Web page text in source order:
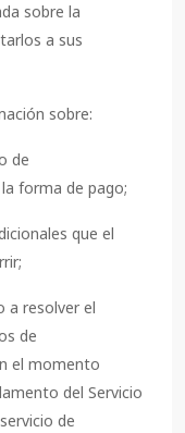
sobre la
a sus
sobre:
de
forma de pago;
que el
a resolver el
de
el momento
del Servicio
de